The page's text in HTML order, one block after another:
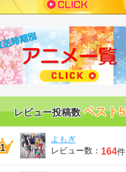
レビュー投稿数ベスト5
よもぎ
レビュー数： 164件